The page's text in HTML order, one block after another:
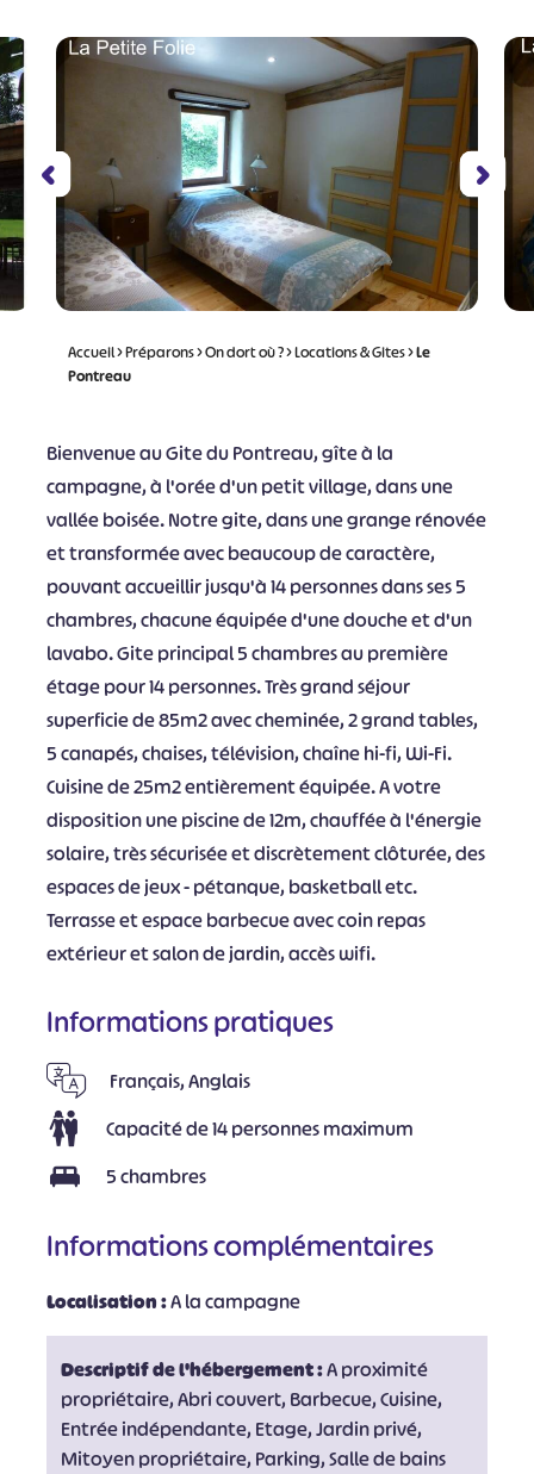
Accueil>Préparons>On dort où ?>Locations & Gites>Le
Pontreau
Bienvenue au Gite du Pontreau, gîte à la
campagne, à l'orée d'un petit village, dans une
vallée boisée. Notre gite, dans une grange rénovée
et transformée avec beaucoup de caractère,
pouvant accueillir jusqu'à 14 personnes dans ses 5
chambres, chacune équipée d'une douche et d'un
lavabo. Gite principal 5 chambres au première
étage pour 14 personnes. Très grand séjour
superficie de 85m2 avec cheminée, 2 grand tables,
5 canapés, chaises, télévision, chaîne hi-fi, Wi-Fi.
Cuisine de 25m2 entièrement équipée. A votre
disposition une piscine de 12m, chauffée à l'énergie
solaire, très sécurisée et discrètement clôturée, des
espaces de jeux - pétanque, basketball etc.
Terrasse et espace barbecue avec coin repas
extérieur et salon de jardin, accès wifi.
Informations pratiques
Français, Anglais
Capacité de 14 personnes maximum
5 chambres
Informations complémentaires
Localisation :A la campagne
Descriptif de l'hébergement :A proximité
propriétaire, Abri couvert, Barbecue, Cuisine,
Entrée indépendante, Etage, Jardin privé,
Mitoyen propriétaire, Parking, Salle de bains